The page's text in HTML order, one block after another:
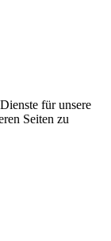
für unsere
Seiten zu